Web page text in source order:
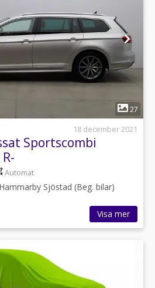
27
18 december 2021
Sportscombi
P-värm
Automat
Sjöstad (Beg. bilar)
Visa mer